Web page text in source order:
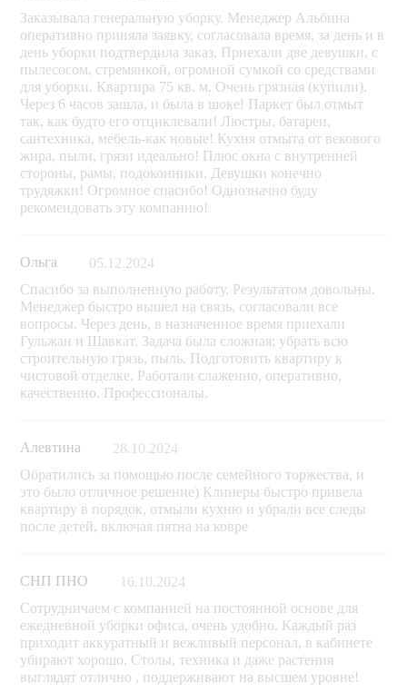
Заказывала генеральную уборку. Менеджер Альбина
оперативно приняла заявку, согласовала время, за день и в
день уборки подтвердила заказ. Приехали две девушки, с
пылесосом, стремянкой, огромной сумкой со средствами
для уборки. Квартира 75 кв. м. Очень грязная (купили).
Через 6 часов зашла, и была в шоке! Паркет был отмыт
так, как будто его отциклевали! Люстры, батареи,
сантехника, мебель-как новые! Кухня отмыта от векового
жира, пыли, грязи идеально! Плюс окна с внутренней
стороны, рамы, подоконники. Девушки конечно
трудяжки! Огромное спасибо! Однозначно буду
рекомендовать эту компанию!
Ольга
05.12.2024
Спасибо за выполненную работу. Результатом довольны.
Менеджер быстро вышел на связь, согласовали все
вопросы. Через день, в назначенное время приехали
Гульжан и Шавкат. Задача была сложная: убрать всю
строительную грязь, пыль. Подготовить квартиру к
чистовой отделке. Работали слаженно, оперативно,
качественно. Профессионалы.
Алевтина
28.10.2024
Обратились за помощью после семейного торжества, и
это было отличное решение) Клинеры быстро привела
квартиру в порядок, отмыли кухню и убрали все следы
после детей, включая пятна на ковре
СНП ПНО
16.10.2024
Сотрудничаем с компанией на постоянной основе для
ежедневной уборки офиса, очень удобно. Каждый раз
приходит аккуратный и вежливый персонал, в кабинете
убирают хорошо. Столы, техника и даже растения
выглядят отлично , поддерживают на высшем уровне!